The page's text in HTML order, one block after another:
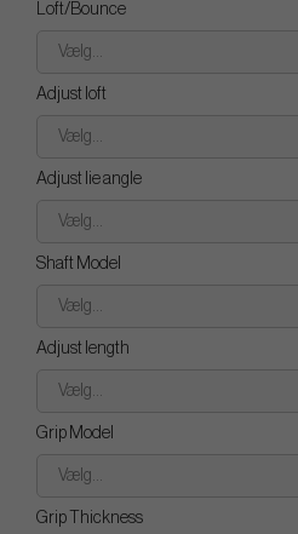
Loft/Bounce
Vælg...
Adjust loft
Vælg...
Adjust lie angle
Vælg...
Shaft Model
Vælg...
Adjust length
Vælg...
Grip Model
Vælg...
Grip Thickness